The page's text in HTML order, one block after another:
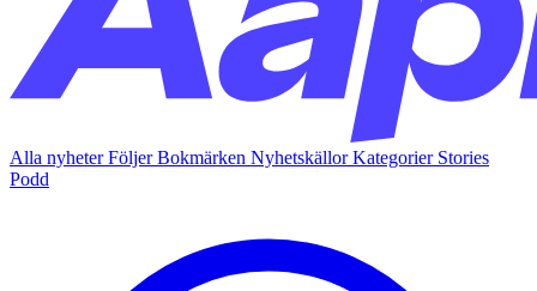
Alla nyheterFöljerBokmärken NyhetskällorKategorier Stories
Podd